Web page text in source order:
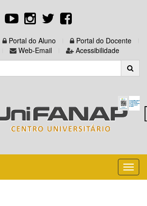
Portal do Aluno
Portal do Docente
Web-Email Acessibilidade